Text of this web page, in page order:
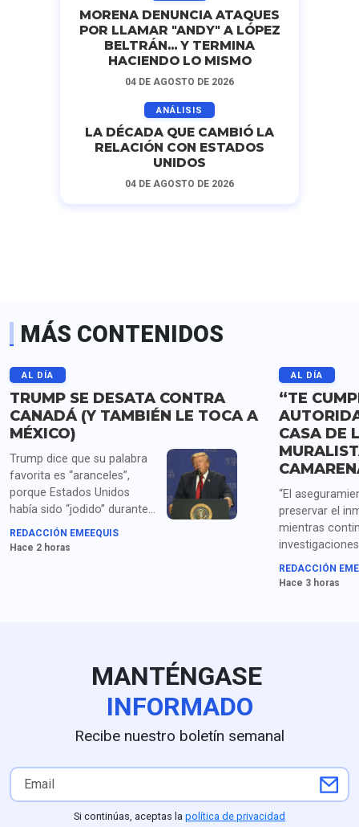
MORENA DENUNCIA ATAQUES
POR LLAMAR "ANDY" A LÓPEZ
BELTRÁN... Y TERMINA
HACIENDO LO MISMO
04 DE AGOSTO DE 2026
ANÁLISIS
LA DÉCADA QUE CAMBIÓ LA
RELACIÓN CON ESTADOS
UNIDOS
04 DE AGOSTO DE 2026
MÁS CONTENIDOS
AL DÍA
TRUMP SE DESATA CONTRA
CANADÁ (Y TAMBIÉN LE TOCA A
MÉXICO)
Trump dice que su palabra
favorita es “aranceles”,
porque Estados Unidos
había sido “jodido” durante
años por China, Japón,
Corea del Sur, Alemania,
REDACCIÓN EMEEQUIS
Hace 2 horas
AL DÍA
“TE
CASA DE
“El
preservar el
mientras
fiscalía
González
REDACCIÓN
Hace 3 horas
MANTÉNGASE
INFORMADO
Recibe nuestro boletín semanal
Si continúas, aceptas la política de privacidad